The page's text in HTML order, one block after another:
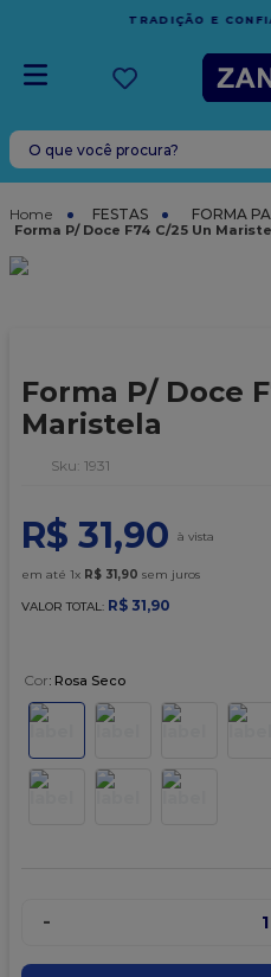
FRETE GRÁTIS
ESPÍRITO SANTO
O que você procura?
FESTAS FORMA
Forma P/ Doce F74 C/25 Un
Forma P/ Doce
Maristela
: 1931
R$ 31,90
em até 1x R$ 31 ,90 sem juros
VALOR TOTAL: R$ 31,90
Cor: Rosa Seco
- 1
TERMOS MAIS BUSCADOS
caixa
6º
sacola
9º
caixa kraft
10º chocolate